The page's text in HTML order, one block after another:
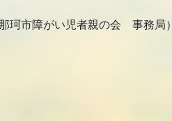
那珂市障がい児者親の会 事務局）